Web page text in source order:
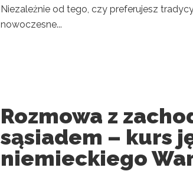
Niezależnie od tego, czy preferujesz
nowoczesne...
Rozmowa z
sąsiadem – kurs
niemieckiego